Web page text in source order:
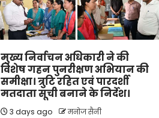
मुख्य निर्वाचन अधिकारी ने की
विशेष गहन पुनरीक्षण अभियान की
समीक्षा। त्रुटि रहित एवं पारदर्शी
मतदाता सूची बनाने के निर्देश।
3 days ago मनोज सैनी